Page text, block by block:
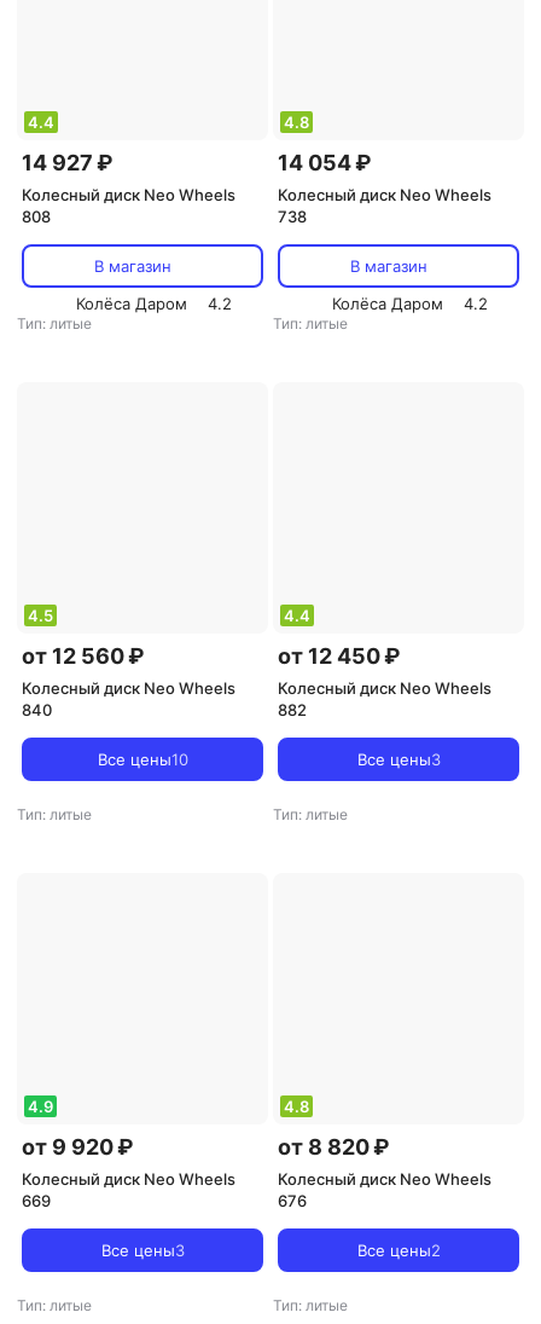
4.4
14 927 ₽
Колесный диск Neo Wheels
808
В магазин
Колёса Даром
4.2
Тип: литые
4.8
14 054 ₽
Колесный диск Neo Wheels
738
В магазин
Колёса Даром
4.2
Тип: литые
4.5
от 12 560 ₽
Колесный диск Neo Wheels
840
Все цены10
Тип: литые
4.4
от 12 450 ₽
Колесный диск Neo Wheels
882
Все цены3
Тип: литые
4.9
от 9 920 ₽
Колесный диск Neo Wheels
669
Все цены3
Тип: литые
4.8
от 8 820 ₽
Колесный диск Neo Wheels
676
Все цены2
Тип: литые